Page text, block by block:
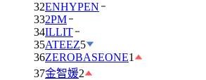
32ENHYPEN
332PM
34ILLIT
35ATEEZ5
36ZEROBASEONE1
37金智媛2